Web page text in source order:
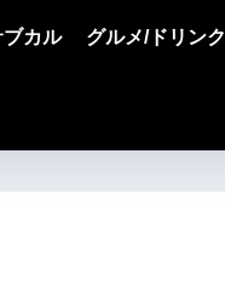
ブカル グルメ/ドリンク